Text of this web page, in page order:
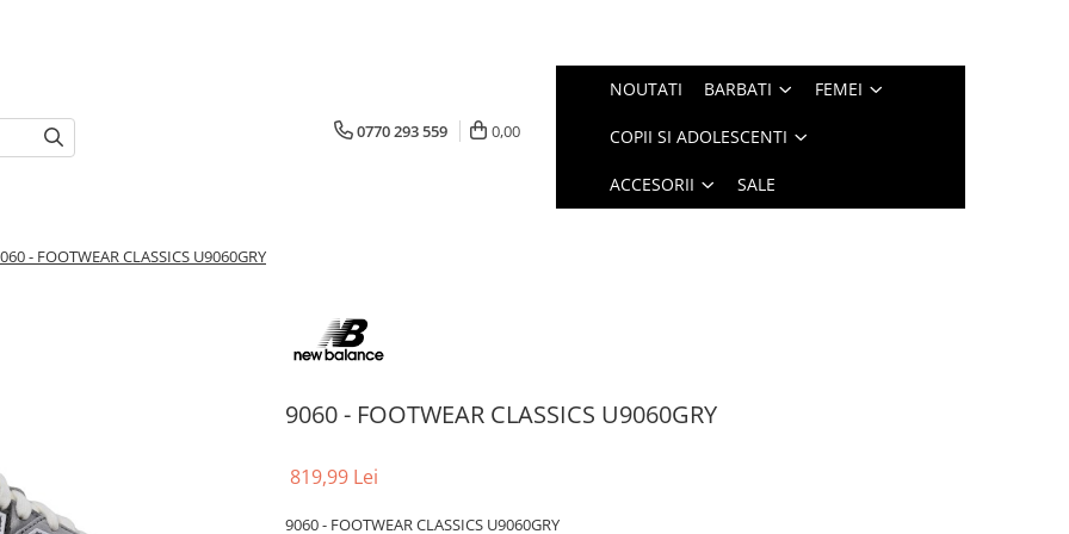
0770 293 559 0,00
NOUTATI BARBATI FEMEI
COPII SI ADOLESCENTI
ACCESORII SALE
- FOOTWEAR CLASSICS U9060GRY
9060 - FOOTWEAR CLASSICS U9060GRY
819,99 Lei
9060 - FOOTWEAR CLASSICS U9060GRY